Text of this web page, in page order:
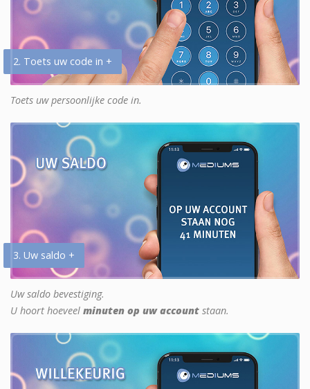
2. Toets uw code in +
Toets uw persoonlijke code in.
3. Uw saldo +
Uw saldo bevestiging.
U hoort hoeveel minuten op uw account staan.